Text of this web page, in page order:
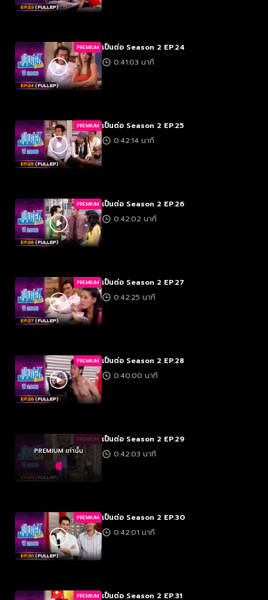
PREMIUM เป็นต่อ Season 2 EP.24
0:41:03 นาที
PREMIUM เป็นต่อ Season 2 EP.25
0:42:14 นาที
PREMIUM เป็นต่อ Season 2 EP.26
0:42:02 นาที
PREMIUM เป็นต่อ Season 2 EP.27
0:42:25 นาที
PREMIUM เป็นต่อ Season 2 EP.28
0:40:00 นาที
PREMIUM
PREMIUM เท่านั้น
เป็นต่อ Season 2 EP.29
0:42:03 นาที
PREMIUM เป็นต่อ Season 2 EP.30
0:42:01 นาที
PREMIUM เป็นต่อ Season 2 EP.31